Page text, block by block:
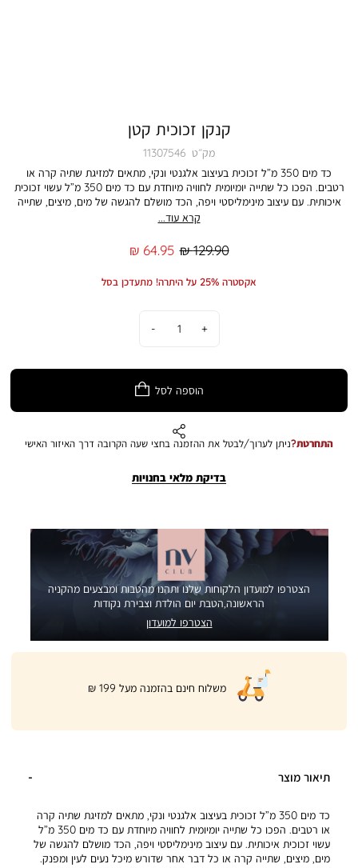
קנקן זכוכית קטן
מק״ט 11307546
כד מים 350 מ”ל זכוכית בעיצוב אלגנטי ונקי, מתאים למזיגת שתיה קרה או
רטבים. הפכו כל שתייה יומיומית לחוויה מיוחדת עם כד מים 350 מ”ל עשוי זכוכית
איכותית. עם עיצוב מינימליסטי ויפה, הכד מושלם להגשה של מים, מיצים, שתייה
קרה או כל דבר אחר שדורש מיכל נעים לעין ומפנק. למה כדאי לבחור בכד מים
מ”ל – אידיאלי להגיש כמות אישית של שתייה קרה או חמה. • עיצוב נקי ומודרני
שמוסיף טאץ’ של יוקרה לכל שולחן. הכד מתאים למי שמעוניין להוסיף אלמנט
התמונה להמחשה בלבד. הצבע במציאות עשוי להיות שונה מהמוצג בתמונה
קרא עוד...
מחיר
64.95 ₪
מחיר
129.90 ₪
אקסטרה 25% על היתרה! מתעדכן בסל
הוספה לסל
התחרטת?ניתן לערוך/לבטל את ההזמנה בחצי שעה הקרובה דרך האיזור האישי
בדיקת מלאי בחנויות
הצטרפו למועדון הלקוחות שלנו ותהנו מהטבות ומבצעים מהקניה
הראשונה,הטבת יום הולדת וצבירת נקודות
הצטרפו למועדון
|
product
page
banner
משלוח חינם בהזמנה מעל 199 ₪
תיאור מוצר
כד מים 350 מ”ל זכוכית בעיצוב אלגנטי ונקי, מתאים למזיגת שתיה קרה
או רטבים. הפכו כל שתייה יומיומית לחוויה מיוחדת עם כד מים 350 מ”ל
עשוי זכוכית איכותית. עם עיצוב מינימליסטי ויפה, הכד מושלם להגשה של
מים, מיצים, שתייה קרה או כל דבר אחר שדורש מיכל נעים לעין ומפנק.